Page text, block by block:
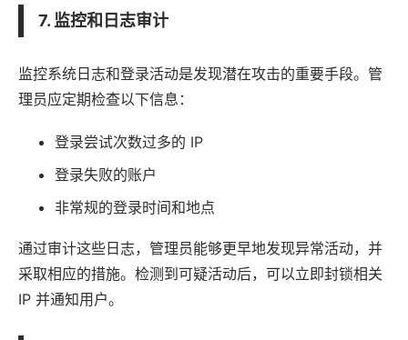
7. 监控和日志审计
监控系统日志和登录活动是发现潜在攻击的重要手段。管
理员应定期检查以下信息：
登录尝试次数过多的 IP
登录失败的账户
非常规的登录时间和地点
通过审计这些日志，管理员能够更早地发现异常活动，并
采取相应的措施。检测到可疑活动后，可以立即封锁相关
IP 并通知用户。